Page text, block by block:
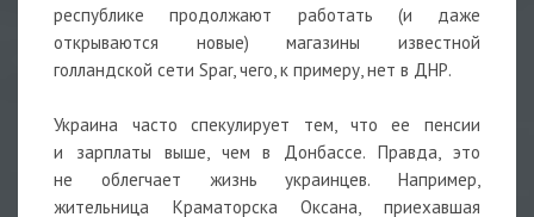
республике продолжают работать (и даже
открываются новые) магазины известной
голландской сети Spar, чего, к примеру, нет в ДНР.
Украина часто спекулирует тем, что ее пенсии
и зарплаты выше, чем в Донбассе. Правда, это
не облегчает жизнь украинцев. Например,
жительница Краматорска Оксана, приехавшая